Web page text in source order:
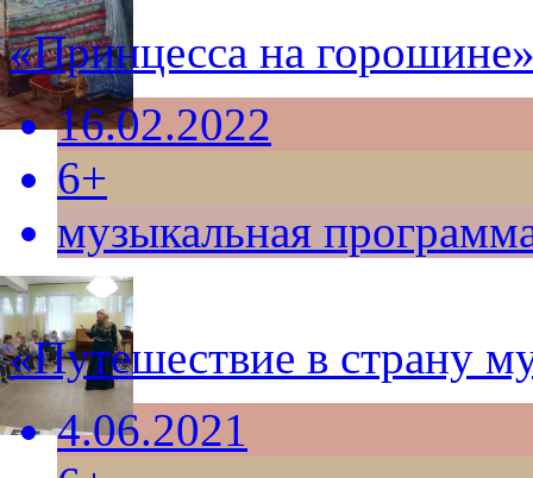
«Принцесса на
16.02.2022
6+
музыкальная
«Путешествие в страну
4.06.2021